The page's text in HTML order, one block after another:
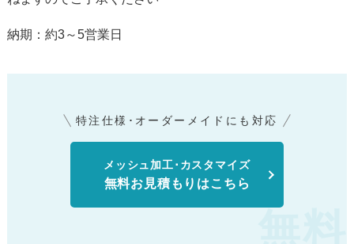
納期：約3～5営業日
メッシュ加工･カスタマイズ
無料お見積もりはこちら
特注仕様･オーダーメイドにも対応